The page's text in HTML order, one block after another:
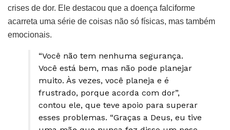
crises de dor. Ele destacou que a doença falciforme
acarreta uma série de coisas não só físicas, mas também
emocionais.
“Você não tem nenhuma segurança.
Você está bem, mas não pode planejar
muito. Às vezes, você planeja e é
frustrado, porque acorda com dor”,
contou ele, que teve apoio para superar
esses problemas. “Graças a Deus, eu tive